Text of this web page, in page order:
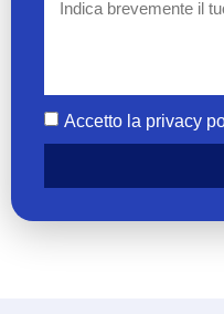
Accetto la privacy